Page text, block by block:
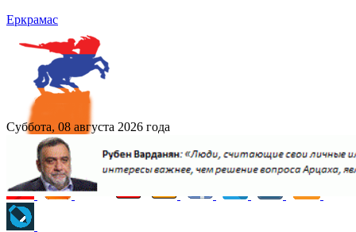
Еркрамас
Суббота, 08 августа 2026 года